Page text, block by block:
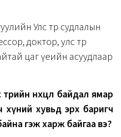
Улс төр судлалын
доктор, улс төр
цаг үеийн асуудлаар
нөхцөл байдал ямар
хүний хувьд эрх баригч
гэж харж байгаа вэ?